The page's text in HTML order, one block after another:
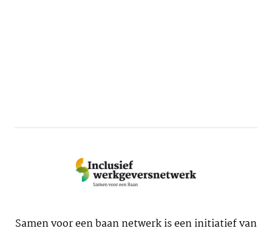
Samen voor een baan netwerk is een initiatief van